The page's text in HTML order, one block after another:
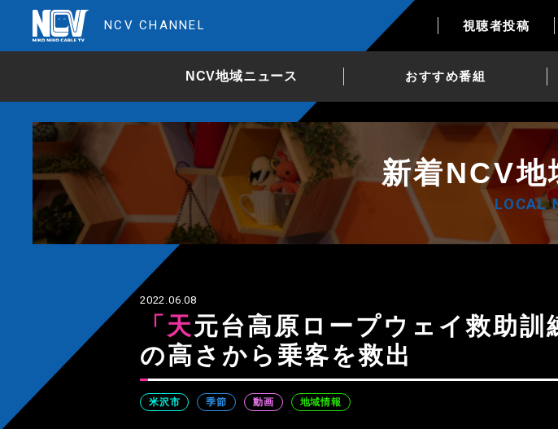
NCV CHANNEL 視聴者投稿
NCV地域ニュース おすすめ番組
新着NCV
LOCAL
2022.06.08
「天元台高原ロープウェイ救助訓練」10m
の高さから乗客を救出
米沢市 季節 動画 地域情報